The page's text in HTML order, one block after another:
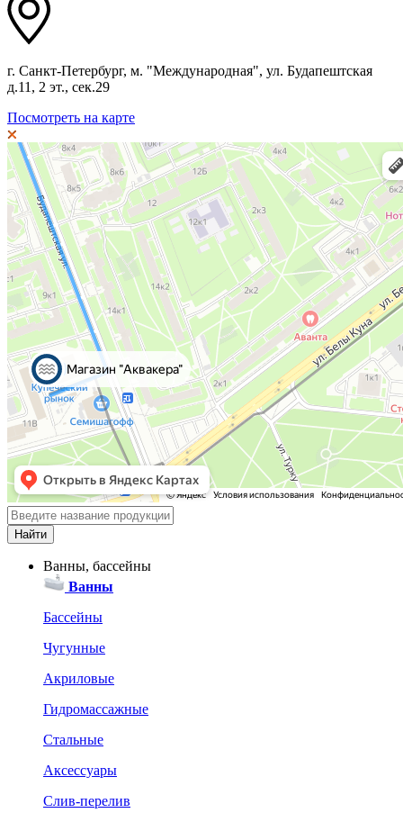
г. Санкт-Петербург, м. "Международная", ул. Будапештская
д.11, 2 эт., сек.29
Посмотреть на карте
Ванны, бассейны
Ванны
Бассейны
Чугунные
Акриловые
Гидромассажные
Стальные
Аксессуары
Слив-перелив